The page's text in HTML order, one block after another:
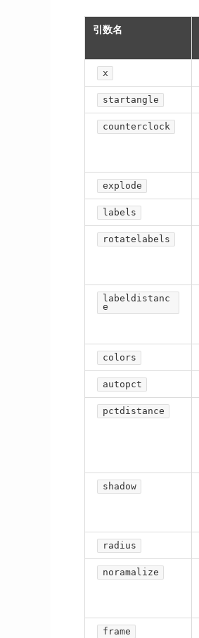
引数名
x
startangle
counterclock
explode
labels
rotatelabels
labeldistanc
e
colors
autopct
pctdistance
shadow
radius
noramalize
frame